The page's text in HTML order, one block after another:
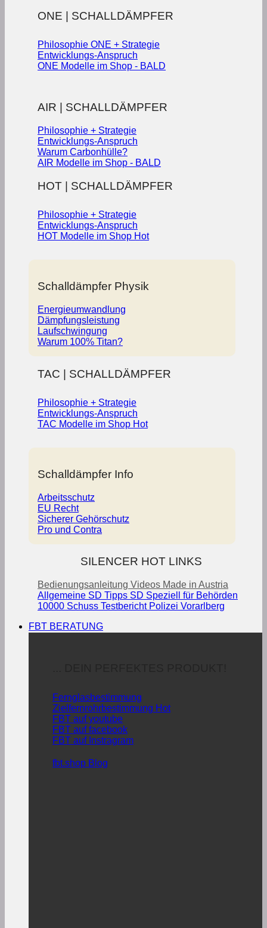
ONE | SCHALLDÄMPFER
Philosophie ONE + Strategie
Entwicklungs-Anspruch
ONE Modelle im Shop - BALD
AIR | SCHALLDÄMPFER
Philosophie + Strategie
Entwicklungs-Anspruch
Warum Carbonhülle?
AIR Modelle im Shop - BALD
HOT | SCHALLDÄMPFER
Philosophie + Strategie
Entwicklungs-Anspruch
HOT Modelle im Shop
Schalldämpfer Physik
Energieumwandlung
Dämpfungsleistung
Laufschwingung
Warum 100% Titan?
TAC | SCHALLDÄMPFER
Philosophie + Strategie
Entwicklungs-Anspruch
TAC Modelle im Shop
Schalldämpfer Info
Arbeitsschutz
EU Recht
Sicherer Gehörschutz
Pro und Contra
SILENCER HOT LINKS
Bedienungsanleitung Videos Made in Austria
Allgemeine SD Tipps SD Speziell für Behörden
10000 Schuss Testbericht Polizei Vorarlberg
FBT BERATUNG
Fernglasbestimmung
Zielfernrohrbestimmung
FBT auf youtube
FBT auf facebook
FBT auf Instragram
fbt.shop Blog